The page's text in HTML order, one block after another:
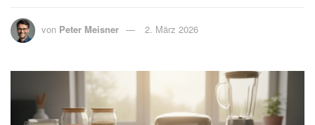
von Peter Meisner 2. März 2026